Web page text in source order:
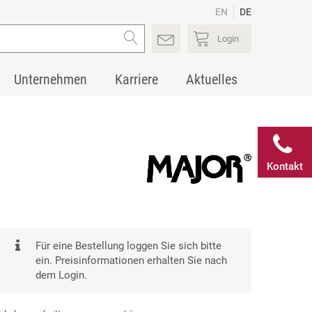
EN DE
Login
Unternehmen Karriere Aktuelles
Kontakt
Für eine Bestellung loggen Sie sich bitte
ein. Preisinformationen erhalten Sie nach
dem Login.